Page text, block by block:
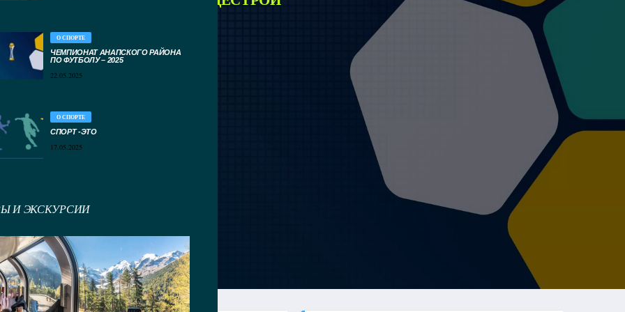
О СПОРТЕ
ЧЕМПИОНАТ АНАПСКОГО РАЙОНА
ПО ФУТБОЛУ – 2025
22.05.2025
О СПОРТЕ
СПОРТ -ЭТО
17.05.2025
И ЭКСКУРСИИ